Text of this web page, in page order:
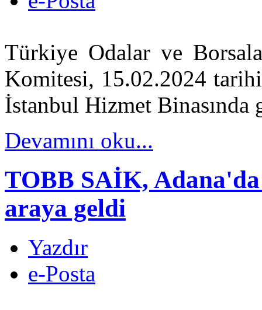
Türkiye Odalar ve
Komitesi, 15.02.2024
İstanbul Hizmet Binasında
Devamını oku...
TOBB SAİK,
araya geldi
Yazdır
e-Posta